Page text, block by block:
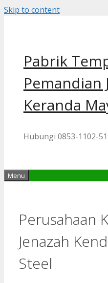
Skip to content
Pabrik
Pemandian
Keranda
Hubungi 0853-1102-
Menu
Perusahaan
Jenazah
Steel